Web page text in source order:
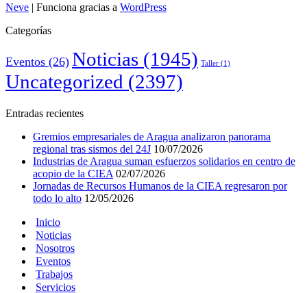
Neve | Funciona gracias a WordPress
Categorías
Eventos (26) Noticias (1945) Taller (1)
Uncategorized (2397)
Entradas recientes
Gremios empresariales de Aragua analizaron panorama
regional tras sismos del 24J 10/07/2026
Industrias de Aragua suman esfuerzos solidarios en centro de
acopio de la CIEA 02/07/2026
Jornadas de Recursos Humanos de la CIEA regresaron por
todo lo alto 12/05/2026
Inicio
Noticias
Nosotros
Eventos
Trabajos
Servicios